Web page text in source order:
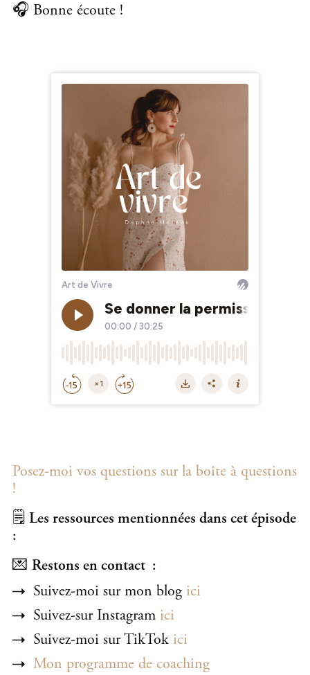
🎧 Bonne écoute !
Posez-moi vos questions sur la boîte à questions
!
🗒️ Les ressources mentionnées dans cet épisode
:
💌 Restons en contact :
Suivez-moi sur mon blog ici
Suivez-sur Instagram ici
Suivez-moi sur TikTok ici
Mon programme de coaching